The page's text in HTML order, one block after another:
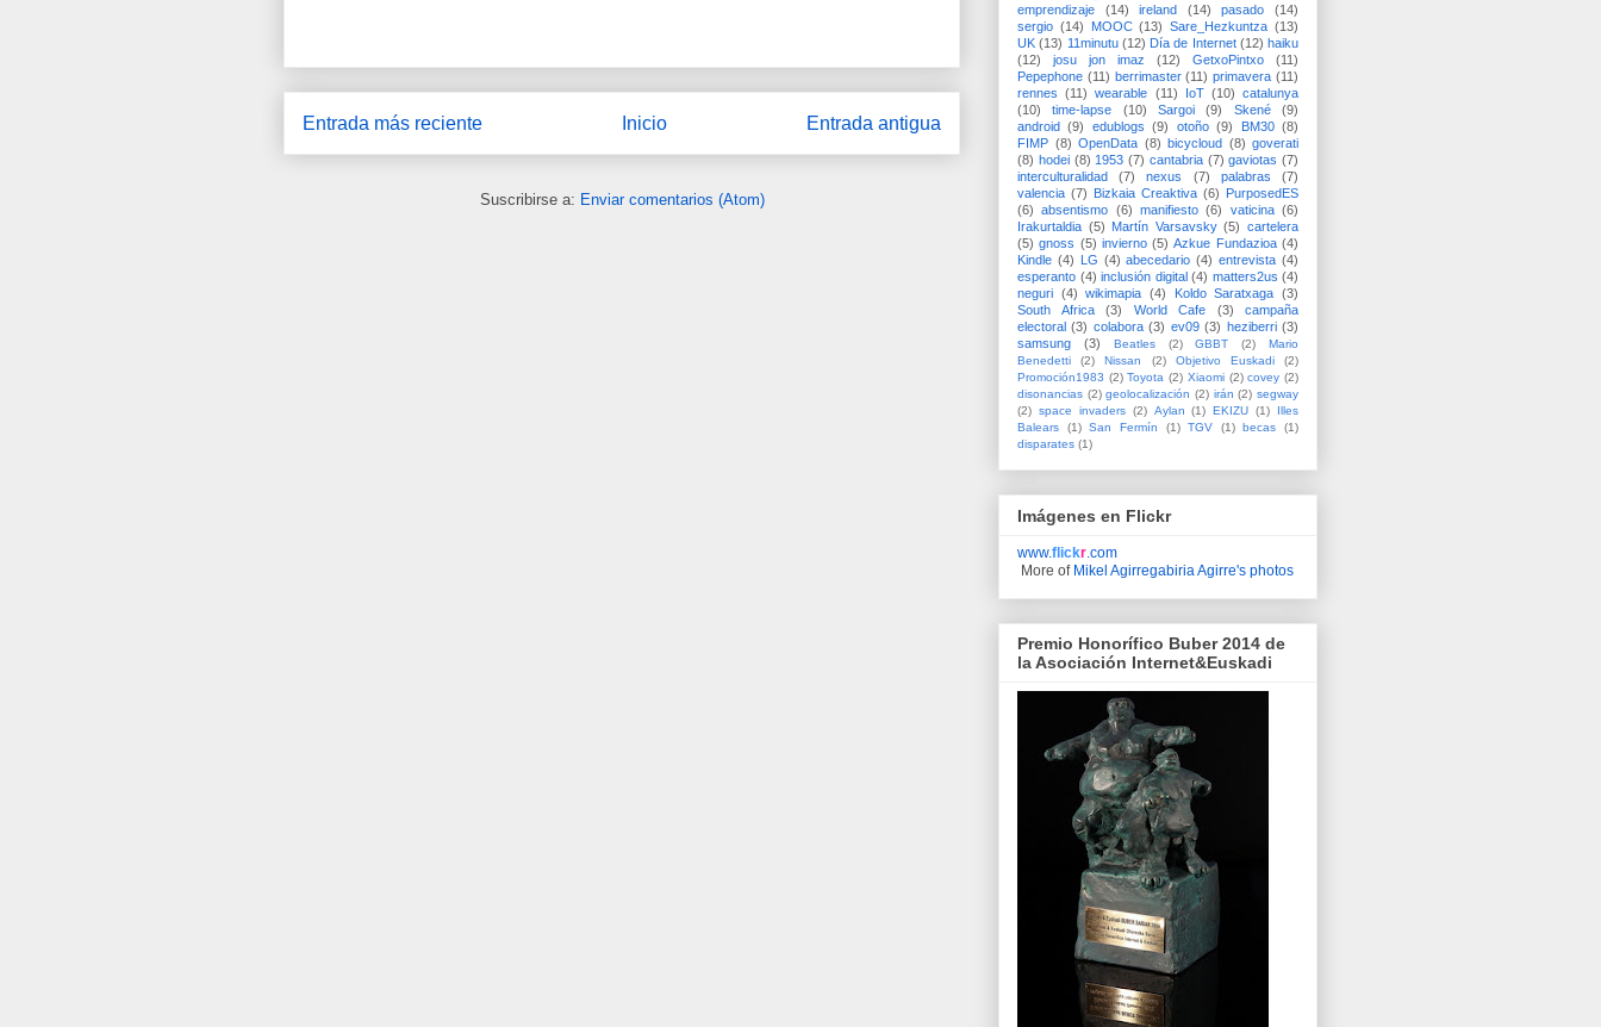
Entrada más reciente Entrada antigua
Inicio
Suscribirse a: Enviar comentarios (Atom)
emprendizaje
(14) ireland (14) pasado
(14)
sergio (14) MOOC (13) Sare_Hezkuntza (13)
UK (13) 11minutu (12) Día de Internet (12) haiku
(12)
josu jon imaz (12) GetxoPintxo
(11)
Pepephone (11) berrimaster (11) primavera (11)
rennes (11) wearable (11) IoT (10) catalunya
(10)
time-lapse (10) Sargoi (9) Skené
(9)
android (9) edublogs (9) otoño (9) BM30 (8)
FIMP (8) OpenData (8) bicycloud (8) goverati
(8) hodei (8) 1953 (7) cantabria (7) gaviotas (7)
interculturalidad
(7) nexus (7) palabras
(7)
valencia (7) Bizkaia Creaktiva (6) PurposedES
(6)
absentismo (6) manifiesto (6) vaticina (6)
Irakurtaldia (5) Martín Varsavsky (5) cartelera
(5) gnoss (5) invierno (5) Azkue Fundazioa (4)
Kindle (4) LG (4) abecedario (4) entrevista (4)
esperanto (4) inclusión digital (4) matters2us (4)
neguri (4) wikimapia (4) Koldo Saratxaga (3)
South Africa
(3) World Cafe (3)
campaña
electoral (3) colabora (3) ev09 (3) heziberri (3)
samsung
(3) Beatles (2) GBBT (2)
Mario
Benedetti
(2) Nissan (2) Objetivo Euskadi
(2)
Promoción1983 (2) Toyota (2) Xiaomi (2) covey (2)
disonancias (2) geolocalización (2) irán (2) segway
(2) space invaders (2) Aylan (1) EKIZU (1)
Illes
Balears
(1) San Fermín (1) TGV (1) becas
(1)
disparates (1)
Imágenes en Flickr
www.flickr .com
More of Mikel Agirregabiria Agirre's photos
Premio Honorífico Buber 2014 de
la Asociación Internet&Euskadi